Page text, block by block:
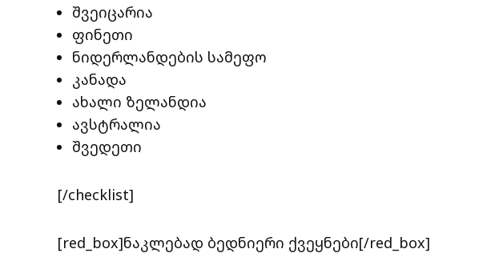
შვეიცარია
ფინეთი
ნიდერლანდების სამეფო
კანადა
ახალი ზელანდია
ავსტრალია
შვედეთი
[/checklist]
[red_box]ნაკლებად ბედნიერი ქვეყნები[/red_box]